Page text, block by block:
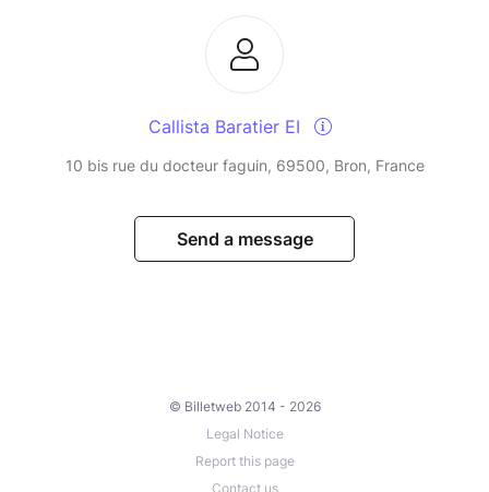
Callista Baratier EI
10 bis rue du docteur faguin, 69500, Bron, France
Send a message
© Billetweb 2014 - 2026
Legal Notice
Report this page
Contact us